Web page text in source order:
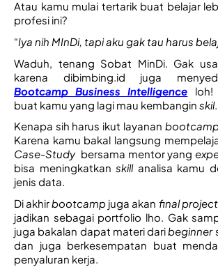
Atau kamu mulai tertarik buat belajar
profesi ini?
“Iya nih MInDi, tapi aku gak tau harus
Waduh, tenang Sobat MinDi. Gak
Bootcamp Business Intelligence
buat kamu yang lagi mau kembangin skil.
Kenapa sih harus ikut layanan
Karena kamu bakal langsung
Case-Study bersama mentor yang
bisa meningkatkan skill analisa kamu
jenis data.
Di akhir bootcamp juga akan final project
jadikan sebagai portfolio lho. Gak
juga bakalan dapat materi dari beginner
dan juga berkesempatan buat
penyaluran kerja.